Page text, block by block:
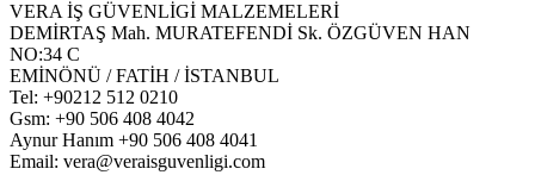
VERA İŞ GÜVENLİGİ MALZEMELERİ
DEMİRTAŞ Mah. MURATEFENDİ Sk. ÖZGÜVEN HAN
NO:34 C
EMİNÖNÜ / FATİH / İSTANBUL
Tel: +90212 512 0210
Gsm: +90 506 408 4042
Aynur Hanım +90 506 408 4041
Email: vera@veraisguvenligi.com